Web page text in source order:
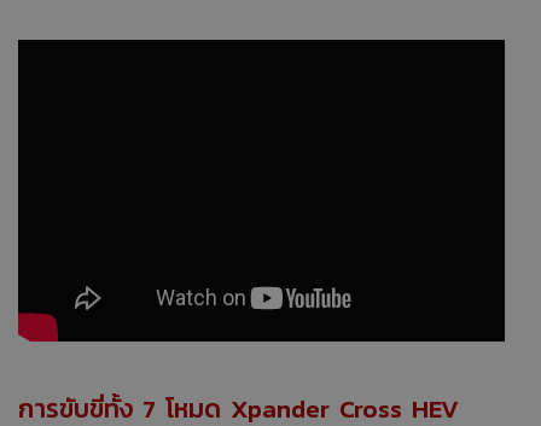
การขับขี่ทั้ง 7 โหมด Xpander Cross HEV